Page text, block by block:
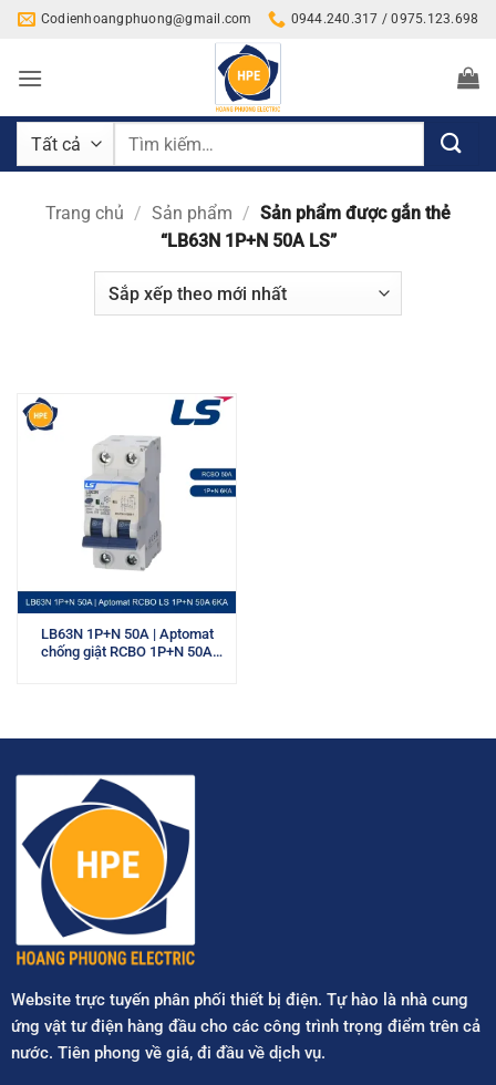
Bỏ
nội
Codienhoangphuong@gmail.com 0944.240.317 / 0975.123.698
Tìm
Trang chủ / Sản phẩm / Sản phẩm được gắn thẻ
“LB63N 1P+N 50A LS”
LB63N 1P+N 50A | Aptomat
chống giật RCBO 1P+N 50A
Website trực tuyến phân phối thiết bị điện. Tự hào là nhà cung
ứng vật tư điện hàng đầu cho các công trình trọng điểm trên cả
nước. Tiên phong về giá, đi đầu về dịch vụ.